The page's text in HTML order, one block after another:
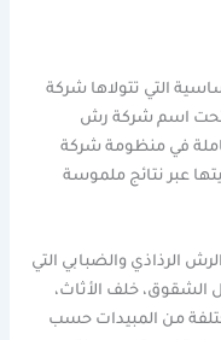
التي تتولاها شركة
تحت اسم شركة رش
في منظومة شركة
عبر نتائج ملموسة
الرذاذي والضبابي التي
الشقوق، خلف الأثاث،
من المبيدات حسب